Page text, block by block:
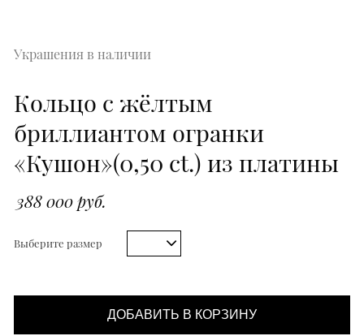
Украшения в наличии
Кольцо с жёлтым
бриллиантом огранки
«Кушон»(0,50 ct.) из платины
388 000 руб.
Выберите размер
ДОБАВИТЬ В КОРЗИНУ